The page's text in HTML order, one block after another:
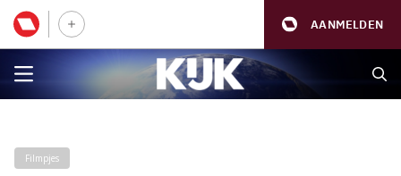
AANMELDEN
Filmpjes